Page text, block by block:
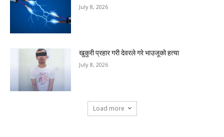
July 8, 2026
खुकुरी प्रहार गरी देवरले गरे भाउजूको हत्या
July 8, 2026
Load more